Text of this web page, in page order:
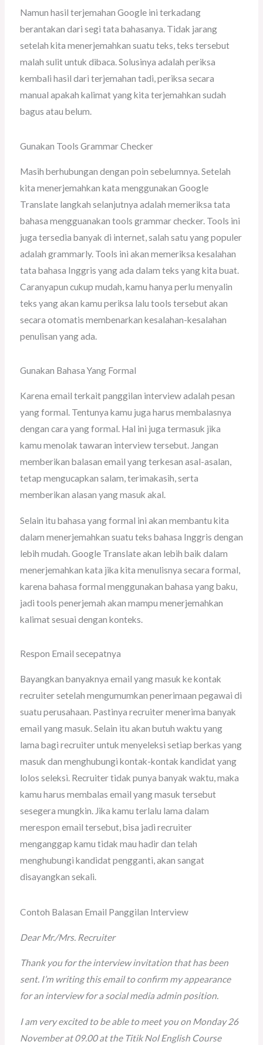
Namun hasil terjemahan Google ini terkadang
berantakan dari segi tata bahasanya. Tidak jarang
setelah kita menerjemahkan suatu teks, teks tersebut
malah sulit untuk dibaca. Solusinya adalah periksa
kembali hasil dari terjemahan tadi, periksa secara
manual apakah kalimat yang kita terjemahkan sudah
bagus atau belum.
Gunakan Tools Grammar Checker
Masih berhubungan dengan poin sebelumnya. Setelah
kita menerjemahkan kata menggunakan Google
Translate langkah selanjutnya adalah memeriksa tata
bahasa mengguanakan tools grammar checker. Tools ini
juga tersedia banyak di internet, salah satu yang populer
adalah grammarly. Tools ini akan memeriksa kesalahan
tata bahasa Inggris yang ada dalam teks yang kita buat.
Caranyapun cukup mudah, kamu hanya perlu menyalin
teks yang akan kamu periksa lalu tools tersebut akan
secara otomatis membenarkan kesalahan-kesalahan
penulisan yang ada.
Gunakan Bahasa Yang Formal
Karena email terkait panggilan interview adalah pesan
yang formal. Tentunya kamu juga harus membalasnya
dengan cara yang formal. Hal ini juga termasuk jika
kamu menolak tawaran interview tersebut. Jangan
memberikan balasan email yang terkesan asal-asalan,
tetap mengucapkan salam, terimakasih, serta
memberikan alasan yang masuk akal.
Selain itu bahasa yang formal ini akan membantu kita
dalam menerjemahkan suatu teks bahasa Inggris dengan
lebih mudah. Google Translate akan lebih baik dalam
menerjemahkan kata jika kita menulisnya secara formal,
karena bahasa formal menggunakan bahasa yang baku,
jadi tools penerjemah akan mampu menerjemahkan
kalimat sesuai dengan konteks.
Respon Email secepatnya
Bayangkan banyaknya email yang masuk ke kontak
recruiter setelah mengumumkan penerimaan pegawai di
suatu perusahaan. Pastinya recruiter menerima banyak
email yang masuk. Selain itu akan butuh waktu yang
lama bagi recruiter untuk menyeleksi setiap berkas yang
masuk dan menghubungi kontak-kontak kandidat yang
lolos seleksi. Recruiter tidak punya banyak waktu, maka
kamu harus membalas email yang masuk tersebut
sesegera mungkin. Jika kamu terlalu lama dalam
merespon email tersebut, bisa jadi recruiter
menganggap kamu tidak mau hadir dan telah
menghubungi kandidat pengganti, akan sangat
disayangkan sekali.
Contoh Balasan Email Panggilan Interview
Dear Mr./Mrs. Recruiter
Thank you for the interview invitation that has been
sent. I’m writing this email to confirm my appearance
for an interview for a social media admin position.
I am very excited to be able to meet you on Monday 26
November at 09.00 at the Titik Nol English Course